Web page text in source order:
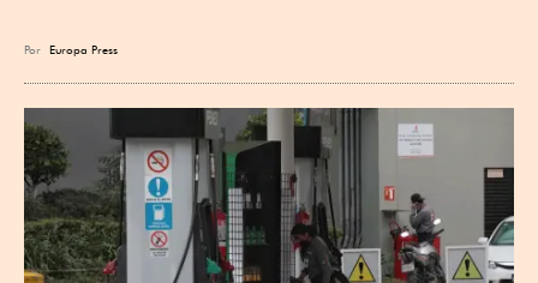
Por Europa Press